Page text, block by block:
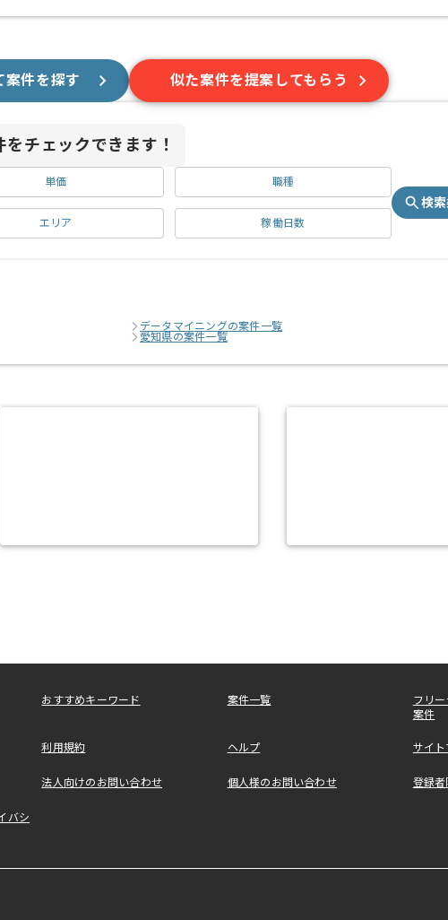
案件を探す 似た案件を提案してもらう
チェックできます！
単価 職種
エリア 稼働日数
検
データマイニングの案件一覧
愛知県の案件一覧
おすすめキーワード 案件一覧
フリ
案件
利用規約 ヘルプ サイ
法人向けのお問い合わせ 個人様のお問い合わせ 登録者
バシ